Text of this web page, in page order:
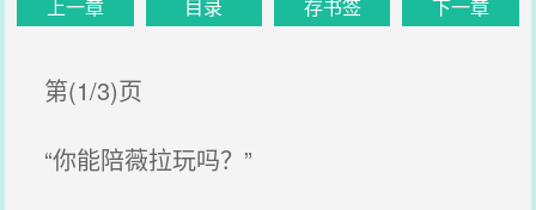
上一章 目录 存书签 下一章
第(1/3)页
“你能陪薇拉玩吗？”